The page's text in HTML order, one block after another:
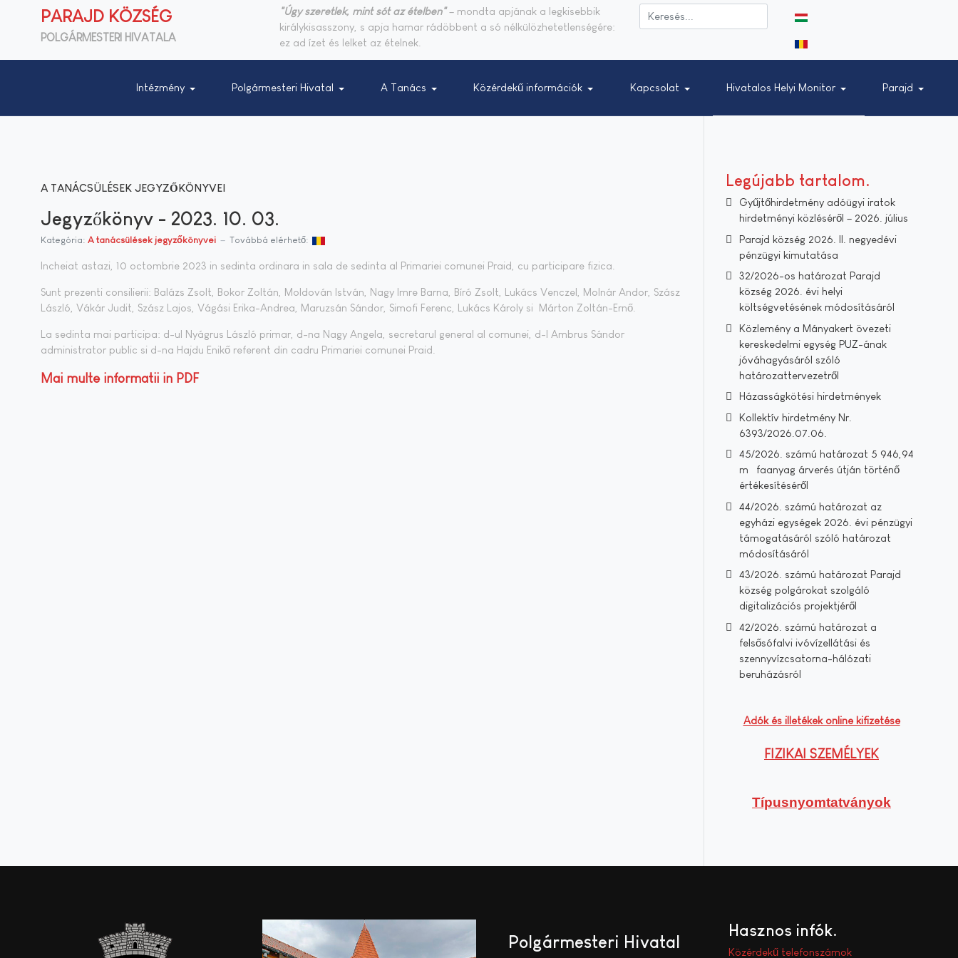
PARAJD KÖZSÉG
POLGÁRMESTERI HIVATALA
"Úgy szeretlek, mint sót az ételben"– mondta apjának a legkisebbik
királykisasszony, s apja hamar rádöbbent a só nélkülözhetetlenségére:
ez ad ízet és lelket az ételnek.
Intézmény Polgármesteri Hivatal A Tanács Közérdekű információk Kapcsolat Hivatalos Helyi Monitor Parajd
A TANÁCSÜLÉSEK JEGYZŐKÖNYVEI
Jegyzőkönyv - 2023. 10. 03.
Kategória: A tanácsülések jegyzőkönyvei Továbbá elérhető:
Incheiat astazi, 10 octombrie 2023 in sedinta ordinara in sala de sedinta al Primariei comunei Praid, cu participare fizica.
Sunt prezenti consilierii: Balázs Zsolt, Bokor Zoltán, Moldován István, Nagy Imre Barna, Bíró Zsolt, Lukács Venczel, Molnár Andor, Szász
László, Vákár Judit, Szász Lajos, Vágási Erika-Andrea, Maruzsán Sándor, Simofi Ferenc, Lukács Károly si Márton Zoltán-Ernő.
La sedinta mai participa: d-ul Nyágrus László primar, d-na Nagy Angela, secretarul general al comunei, d-l Ambrus Sándor
administrator public si d-na Hajdu Enikő referent din cadru Primariei comunei Praid.
Mai multe informatii in PDF
Legújabb tartalom
Gyűjtőhirdetmény adóügyi iratok
hirdetményi közléséről – 2026. július
Parajd község 2026. II. negyedévi
pénzügyi kimutatása
32/2026-os határozat Parajd
község 2026. évi helyi
költségvetésének módosításáról
Közlemény a Mányakert övezeti
kereskedelmi egység PUZ-ának
jóváhagyásáról szóló
határozattervezetről
Házasságkötési hirdetmények
Kollektív hirdetmény Nr.
6393/2026.07.06.
45/2026. számú határozat 5 946,94
m³ faanyag árverés útján történő
értékesítéséről
44/2026. számú határozat az
egyházi egységek 2026. évi pénzügyi
támogatásáról szóló határozat
módosításáról
43/2026. számú határozat Parajd
község polgárokat szolgáló
digitalizációs projektjéről
42/2026. számú határozat a
felsősófalvi ivóvízellátási és
szennyvízcsatorna-hálózati
beruházásról
Adók és illetékek online kifizetése
FIZIKAI SZEMÉLYEK
Típusnyomtatványok
Polgármesteri Hivatal
Hasznos infók
Közérdekű telefonszámok